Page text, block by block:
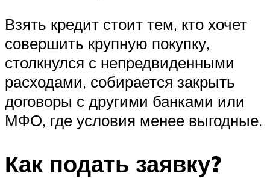
Взять кредит стоит тем, кто хочет
совершить крупную покупку,
столкнулся с непредвиденными
расходами, собирается закрыть
договоры с другими банками или
МФО, где условия менее выгодные.
Как подать заявку?